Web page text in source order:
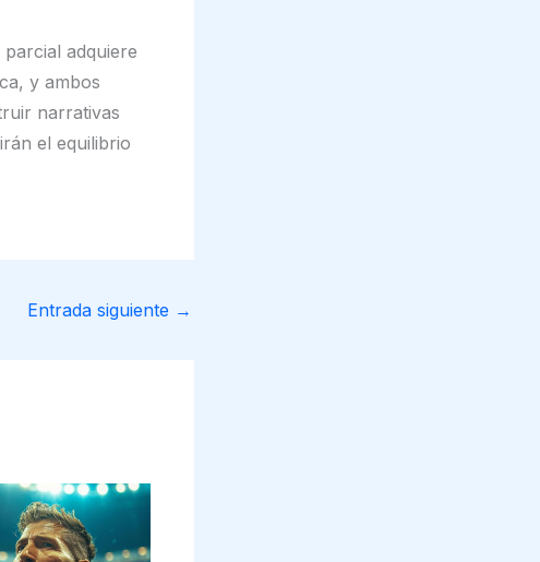
adquiere
y ambos
narrativas
el equilibrio
Entrada siguiente →